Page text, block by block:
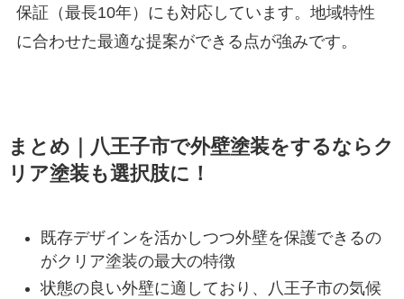
保証（最長10年）にも対応しています。地域特性
に合わせた最適な提案ができる点が強みです。
まとめ｜八王子市で外壁塗装をするならク
リア塗装も選択肢に！
既存デザインを活かしつつ外壁を保護できるの
がクリア塗装の最大の特徴
状態の良い外壁に適しており、八王子市の気候